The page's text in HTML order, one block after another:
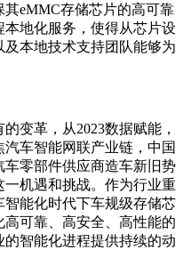
eMMC存储芯片的高可靠
地化服务，使得从芯片设
本地技术支持团队能够为
变革，从2023数据赋能，
车智能网联产业链，中国
零部件供应商造车新旧势
机遇和挑战。作为行业重
能化时代下车规级存储芯
可靠、高安全、高性能的
智能化进程提供持续的动